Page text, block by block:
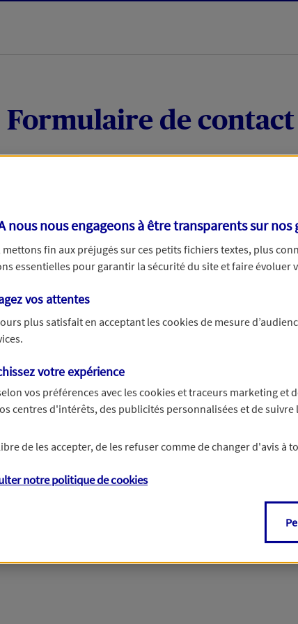
Formulaire de contact
Votre message :
Vous disposez de droits sur les informations vous concernant. Pour
nous nous engageons à être transparents sur
mettons fin aux préjugés sur ces petits fichiers textes, plus
essentielles pour garantir la sécurité du site et faire évoluer
vos attentes
plus satisfait en acceptant les cookies de mesure
votre expérience
vos préférences avec les cookies et traceurs marketing et
centres d'intérêts, des publicités personnalisées et de
de les accepter, de les refuser comme de changer d'avis à
notre politique decookies